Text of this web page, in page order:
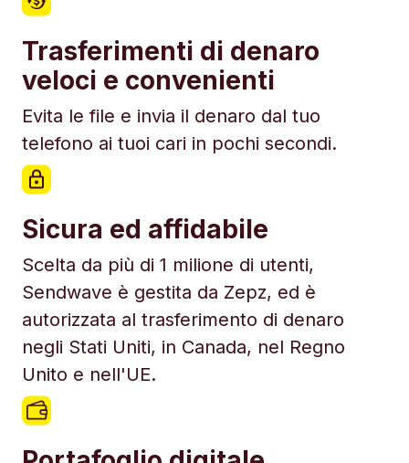
Trasferimenti di denaro
veloci e convenienti
Evita le file e invia il denaro dal tuo
telefono ai tuoi cari in pochi secondi.
Sicura ed affidabile
Scelta da più di 1 milione di utenti,
Sendwave è gestita da Zepz, ed è
autorizzata al trasferimento di denaro
negli Stati Uniti, in Canada, nel Regno
Unito e nell'UE.